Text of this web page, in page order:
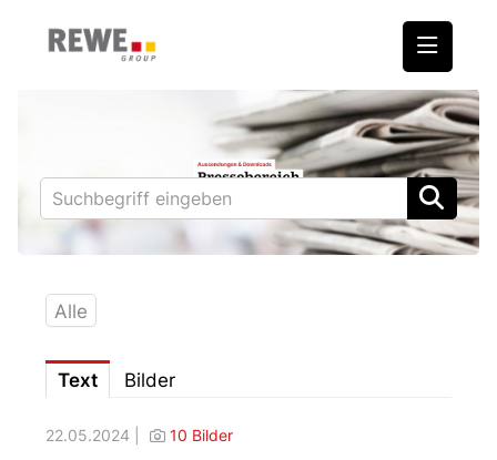
REWE International AG
BILLA
PENNY
BIPA
Downloads
Fotos – Vorstand
Alle
Text Bilder
22.05.2024 | 10 Bilder